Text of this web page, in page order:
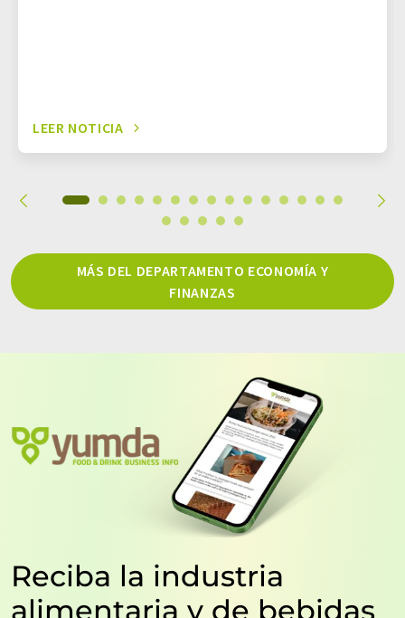
LEER NOTICIA
MÁS DEL DEPARTAMENTO ECONOMÍA Y
FINANZAS
Reciba la industria
alimentaria y de bebidas